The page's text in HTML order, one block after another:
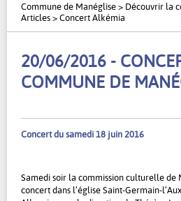
Commune de Manéglise> Découvrir la
Articles>Concert Alkémia
20/06/2016 -
COMMUNE DE
Concert du samedi 18 juin 2016
Samedi soir la commission culturelle de
concert dans l’église Saint-Germain-